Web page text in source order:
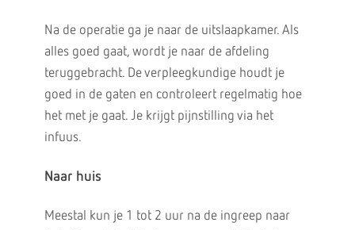
Na de operatie ga je naar de uitslaapkamer. Als
alles goed gaat, wordt je naar de afdeling
teruggebracht. De verpleegkundige houdt je
goed in de gaten en controleert regelmatig hoe
het met je gaat. Je krijgt pijnstilling via het
infuus.
Naar huis
Meestal kun je 1 tot 2 uur na de ingreep naar